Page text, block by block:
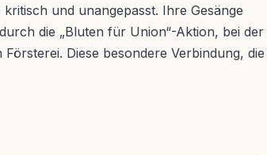
und unangepasst. Ihre Gesänge
die „Bluten für Union“-Aktion, bei der
Diese besondere Verbindung, die